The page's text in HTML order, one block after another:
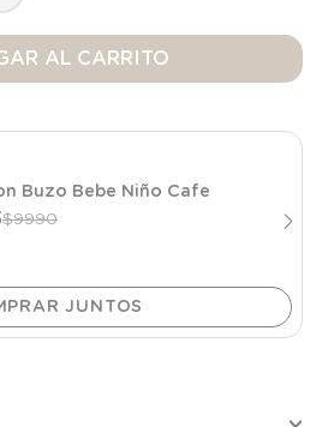
AL CARRITO
Buzo Bebe Niño Cafe
$9990